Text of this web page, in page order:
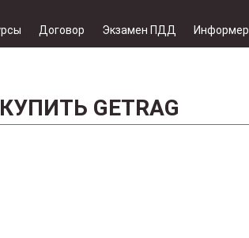
Договор Экзамен ПДД Информер
GETRAG